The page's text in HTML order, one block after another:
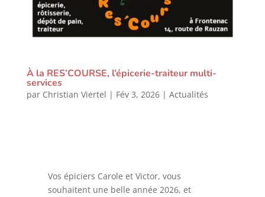
À la RES’COURSE, l’épicerie-traiteur multi-
services
par Christian Viertel | Fév 3, 2026| Actualités
Vos épiciers Carole et Victor, vous
souhaitent une belle année 2026, et